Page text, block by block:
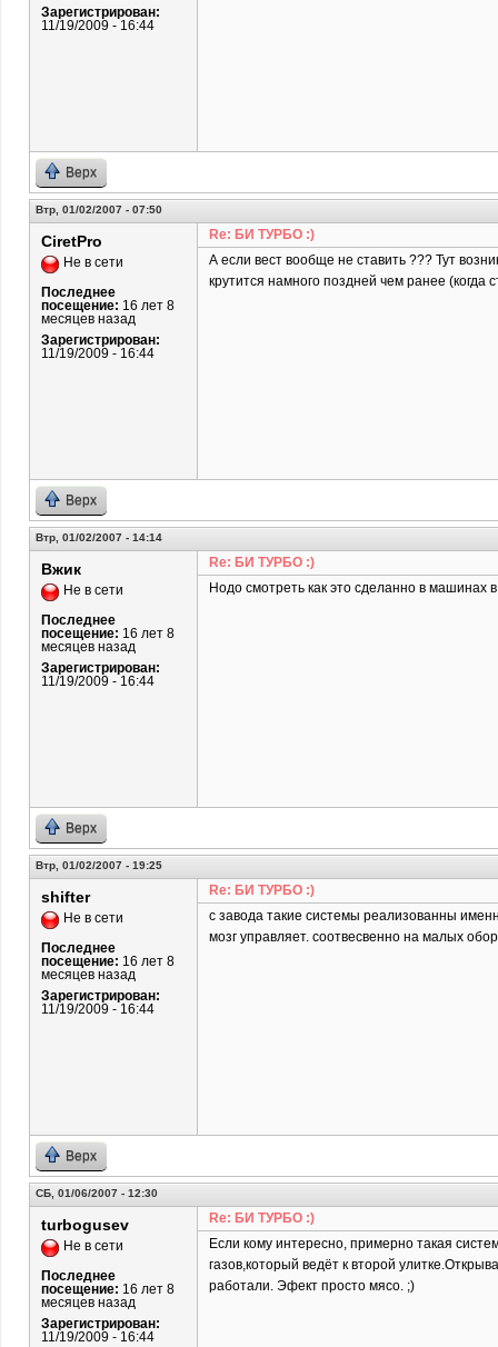
Зарегистрирован:
11/19/2009 - 16:44
Верх
Втр, 01/02/2007 - 07:50
CiretPro
Не в сети
Последнее
посещение: 16 лет 8
месяцев назад
Зарегистрирован:
11/19/2009 - 16:44
Re: БИ ТУРБО :)
А если вест вообще не ставить ??? Тут
крутится намного поздней чем ранее
Верх
Втр, 01/02/2007 - 14:14
Вжик
Не в сети
Последнее
посещение: 16 лет 8
месяцев назад
Зарегистрирован:
11/19/2009 - 16:44
Re: БИ ТУРБО :)
Нодо смотреть как это сделанно в машинах
Верх
Втр, 01/02/2007 - 19:25
shifter
Не в сети
Последнее
посещение: 16 лет 8
месяцев назад
Зарегистрирован:
11/19/2009 - 16:44
Re: БИ ТУРБО :)
с завода такие системы реализованны
мозг управляет. соотвесвенно на малых
Верх
СБ, 01/06/2007 - 12:30
turbogusev
Не в сети
Последнее
посещение: 16 лет 8
месяцев назад
Зарегистрирован:
11/19/2009 - 16:44
Re: БИ ТУРБО :)
Если кому интересно, примерно такая
газов,который ведёт к второй
работали. Эфект просто мясо. ;)